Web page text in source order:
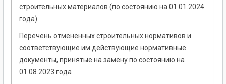
строительных материалов (по состоянию на 01.01.2024
года)
Перечень отмененных строительных нормативов и
соответствующие им действующие нормативные
документы, принятые на замену по состоянию на
01.08.2023 года